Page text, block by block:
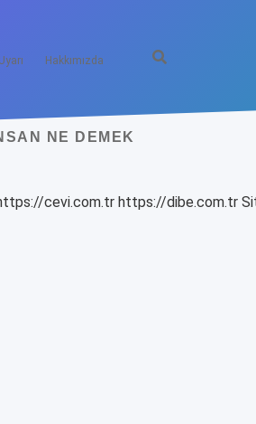
Hakkımızda
NE DEMEK
cevi.com.tr https://dibe.com.tr